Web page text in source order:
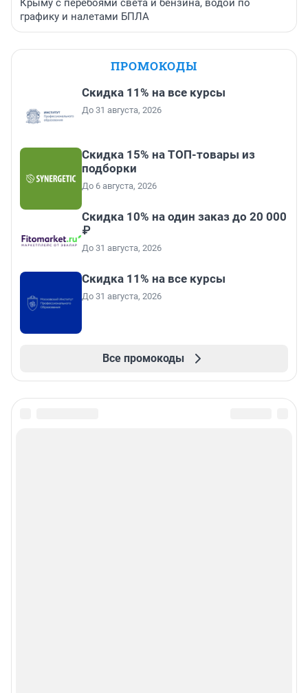
Крыму с перебоями света и бензина, водой по
графику и налетами БПЛА
ПРОМОКОДЫ
Скидка 11% на все курсы
До 31 августа, 2026
Скидка 15% на ТОП-товары из
подборки
До 6 августа, 2026
Скидка 10% на один заказ до 20 000
₽
До 31 августа, 2026
Скидка 11% на все курсы
До 31 августа, 2026
Все промокоды